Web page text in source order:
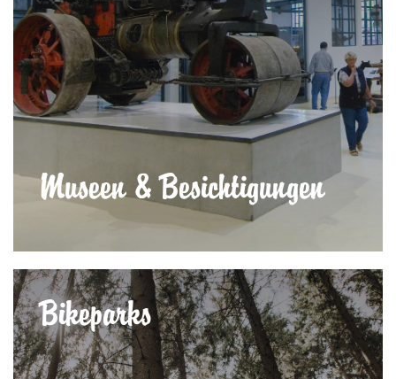
Museen & Besichtigungen
Bikeparks